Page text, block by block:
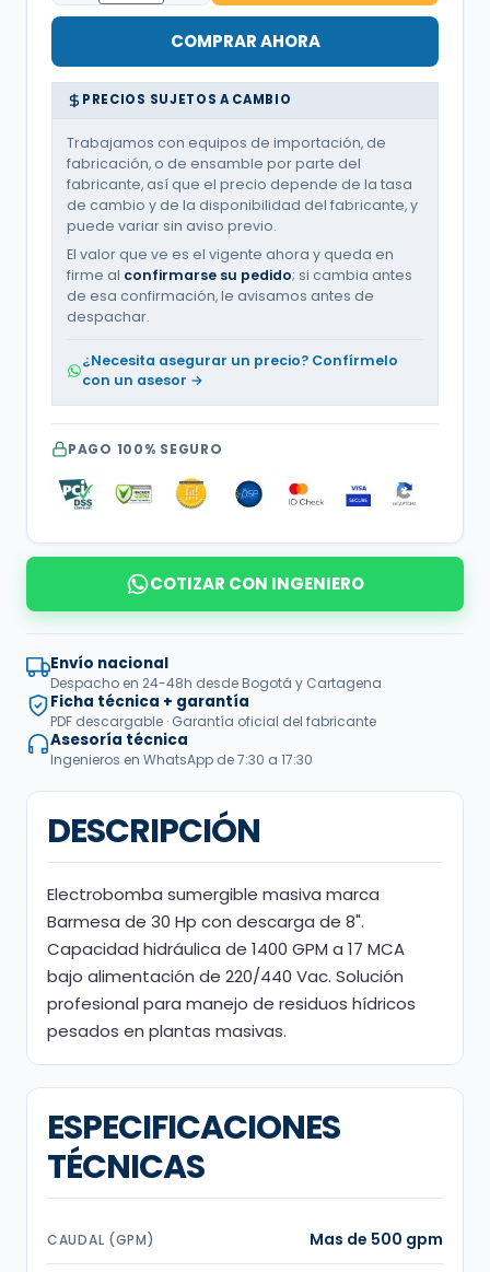
COMPRAR AHORA
PRECIOS SUJETOS A CAMBIO
Trabajamos con equipos de importación, de
fabricación, o de ensamble por parte del
fabricante, así que el precio depende de la tasa
de cambio y de la disponibilidad del fabricante, y
puede variar sin aviso previo.
El valor que ve es el vigente ahora y queda en
firme al confirmarse su pedido; si cambia antes
de esa confirmación, le avisamos antes de
despachar.
¿Necesita asegurar un precio? Confírmelo
con un asesor →
PAGO 100% SEGURO
COTIZAR CON INGENIERO
Envío nacional
Despacho en 24-48h desde Bogotá y Cartagena
Ficha técnica + garantía
PDF descargable · Garantía oficial del fabricante
Asesoría técnica
Ingenieros en WhatsApp de 7:30 a 17:30
DESCRIPCIÓN
Electrobomba sumergible masiva marca
Barmesa de 30 Hp con descarga de 8".
Capacidad hidráulica de 1400 GPM a 17 MCA
bajo alimentación de 220/440 Vac. Solución
profesional para manejo de residuos hídricos
pesados en plantas masivas.
ESPECIFICACIONES
TÉCNICAS
CAUDAL (GPM) Mas de 500 gpm